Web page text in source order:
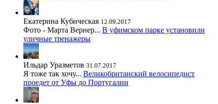
Екатерина Кубическая 12.09.2017
Фото - Марта Вернер... В уфимском парке установили
уличные тренажеры
Ильдар Уразметов 31.07.2017
Я тоже так хочу... Великобританский велосипедист
проедет от Уфы до Португалии